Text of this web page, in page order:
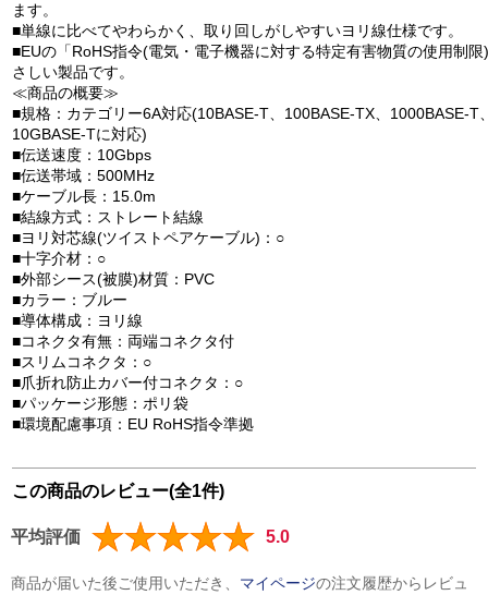
ます。
■単線に比べてやわらかく、取り回しがしやすいヨリ線仕様です。
■EUの「RoHS指令(電気・電子機器に対する特定有害物質の使用制
さしい製品です。
≪商品の概要≫
■規格：カテゴリー6A対応(10BASE-T、100BASE-TX、1000BASE-T
10GBASE-Tに対応)
■伝送速度：10Gbps
■伝送帯域：500MHz
■ケーブル長：15.0m
■結線方式：ストレート結線
■ヨリ対芯線(ツイストペアケーブル)：○
■十字介材：○
■外部シース(被膜)材質：PVC
■カラー：ブルー
■導体構成：ヨリ線
■コネクタ有無：両端コネクタ付
■スリムコネクタ：○
■爪折れ防止カバー付コネクタ：○
■パッケージ形態：ポリ袋
■環境配慮事項：EU RoHS指令準拠
この商品のレビュー(全1件)
平均評価 5.0
商品が届いた後ご使用いただき、 マイページの注文履歴からレビュ